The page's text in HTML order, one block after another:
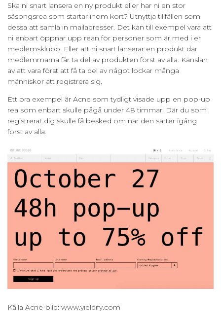
Ska ni snart lansera en ny produkt eller har ni en stor
säsongsrea som startar inom kort? Utnyttja tillfällen som
dessa att samla in mailadresser. Det kan till exempel vara att
ni enbart öppnar upp rean för personer som är med i er
medlemsklubb. Eller att ni snart lanserar en produkt där
medlemmarna får ta del av produkten först av alla. Känslan
av att vara först att få ta del av något lockar många
människor att registrera sig.
Ett bra exempel är Acne som tydligt visade upp en pop-up
rea som enbart skulle pågå under 48 timmar. Där du som
registrerat dig skulle få besked om när den sätter igång
först av alla.
Källa Acne-bild: www.yieldify.com